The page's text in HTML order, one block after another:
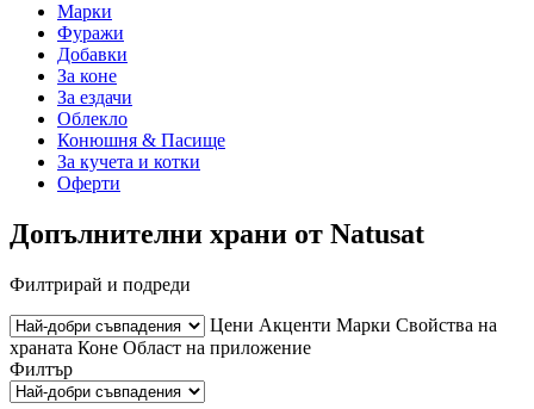
Марки
Фуражи
Добавки
За коне
За ездачи
Облекло
Конюшня & Пасище
За кучета и котки
Оферти
Допълнителни храни от Natusat
Филтрирай и подреди
Цени Акценти Марки Свойства на
храната Коне Област на приложение
Филтър